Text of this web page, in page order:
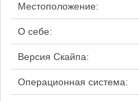
Местоположение:
О себе:
Версия Скайпа:
Операционная система: